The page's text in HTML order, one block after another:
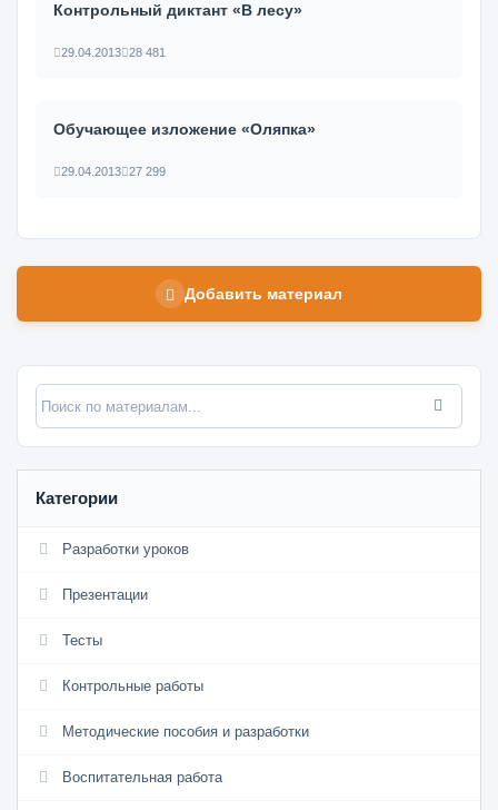
Контрольный диктант «В лесу»
29.04.2013 28 481
Обучающее изложение «Оляпка»
29.04.2013 27 299
Добавить материал
Категории
Разработки уроков
Презентации
Тесты
Контрольные работы
Методические пособия и разработки
Воспитательная работа